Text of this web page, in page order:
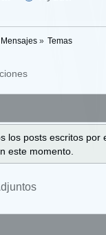
Mensajes» Temas
los posts escritos
este momento.